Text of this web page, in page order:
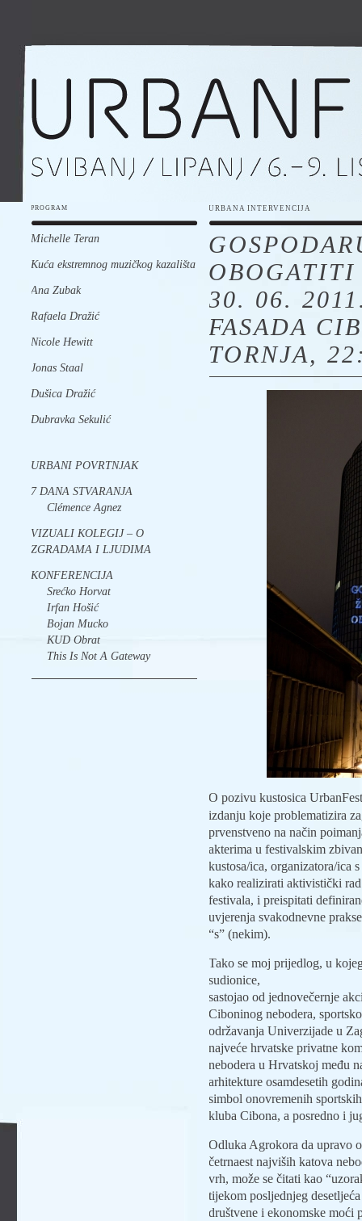
PROGRAM
Michelle Teran
Kuća ekstremnog muzičkog kazališta
Ana Zubak
Rafaela Dražić
Nicole Hewitt
Jonas Staal
Dušica Dražić
Dubravka Sekulić
URBANI POVRTNJAK
7 DANA STVARANJA
Clémence Agnez
VIZUALI KOLEGIJ – O
ZGRADAMA I LJUDIMA
KONFERENCIJA
Srećko Horvat
Irfan Hošić
Bojan Mucko
KUD Obrat
This Is Not A Gateway
URBANA INTERVENCIJA
OBOGATITI
30. 06.
FASADA
TORNJA,
O pozivu kustosica
izdanju koje problematizira
prvenstveno na način
akterima u festivalskim
kustosa/ica, organizatora/ica
kako realizirati aktivistički
festivala, i preispitati
uvjerenja svakodnevne
“s” (nekim).
Tako se moj prijedlog, u
sudionice,
sastojao od jednovečernje
Ciboninog nebodera,
održavanja Univerzijade u
najveće hrvatske privatne
nebodera u Hrvatskoj među
arhitekture osamdesetih
simbol onovremenih
kluba Cibona, a posredno i
Odluka Agrokora da upravo
četrnaest najviših katova
vrh, može se čitati kao
tijekom posljednjeg
društvene i ekonomske moći